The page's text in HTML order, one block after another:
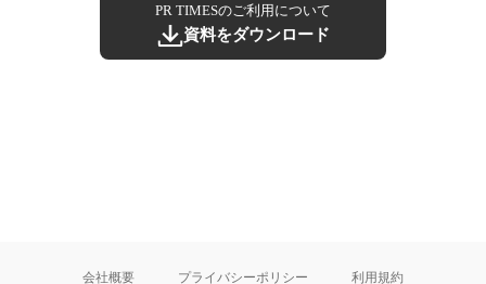
PR TIMESのご利用について
資料をダウンロード
会社概要 プライバシーポリシー 利用規約